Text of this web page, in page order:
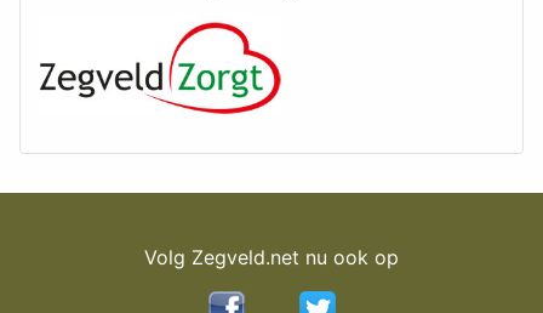
Volg Zegveld.net nu ook op